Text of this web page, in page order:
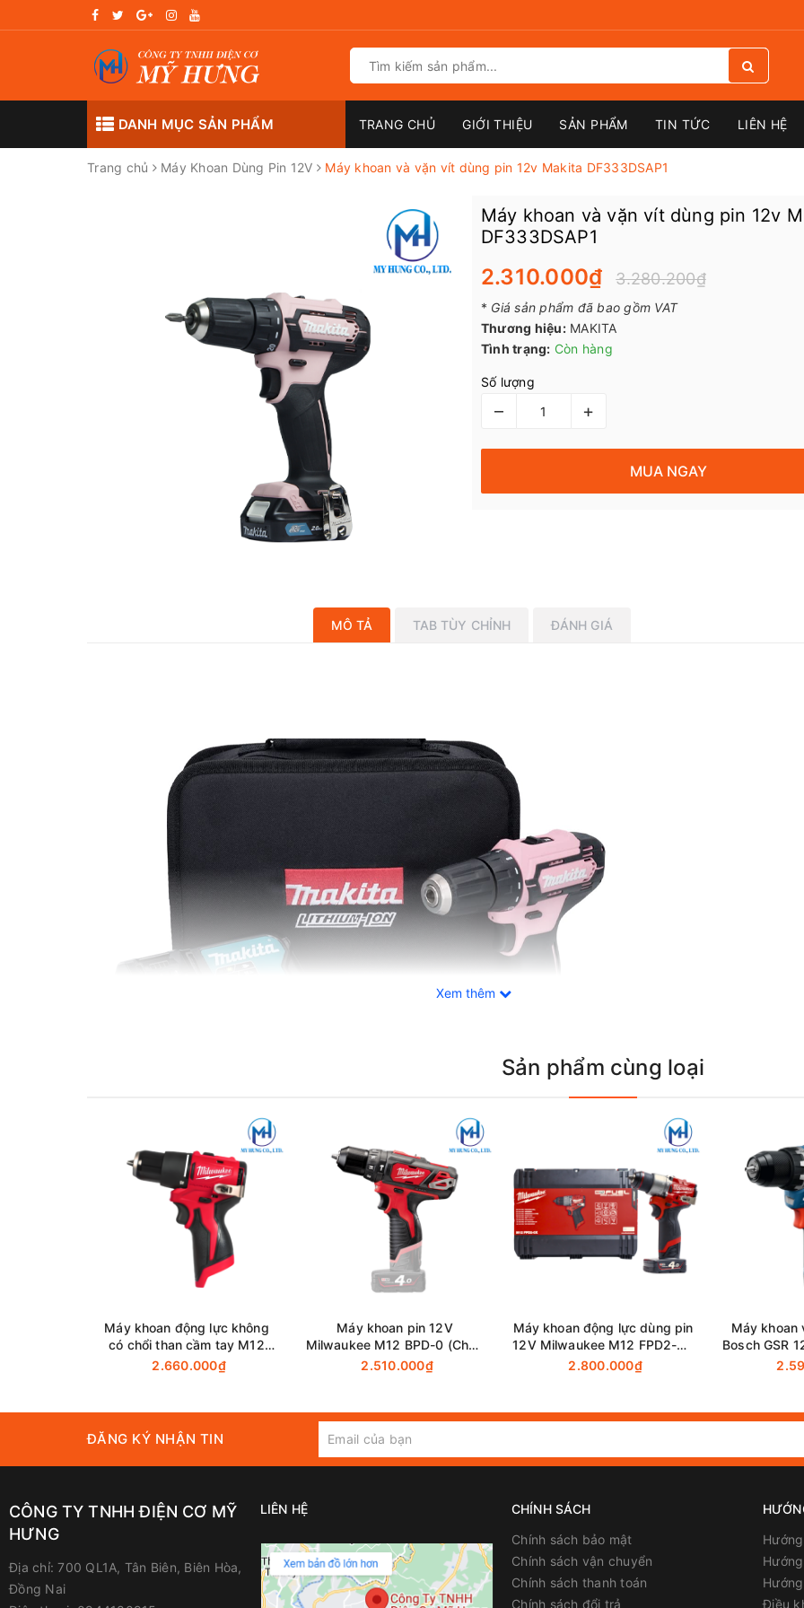
DANH MỤC SẢN PHẨM TRANG CHỦ GIỚI THIỆU SẢN PHẨM TIN TỨC LIÊN HỆ
Trang chủ Máy Khoan Dùng Pin 12V Máy khoan và vặn vít dùng pin 12v Makita DF333DSAP1
Máy khoan và vặn vít dùng pin 12v
DF333DSAP1
2.310.000₫ 3.280.200₫
* Giá sản phẩm đã bao gồm VAT
Thương hiệu: MAKITA
Tình trạng: Còn hàng
Số lượng
– +
MUA NGAY
MÔ TẢ TAB TÙY CHỈNH ĐÁNH GIÁ
Xem thêm
Sản phẩm cùng loại
Máy khoan động lực không
có chổi than cầm tay M12
BLPDRC-0
2.660.000₫
Máy khoan pin 12V
Milwaukee M12 BPD-0 (Chưa
Pin & Sạc)
2.510.000₫
Máy khoan động lực dùng pin
12V Milwaukee M12 FPD2-0X
(Chưa Pin & Sạc)
2.800.000₫
Máy khoan
Bosch GSR
&
ĐĂNG KÝ NHẬN TIN
CÔNG TY TNHH ĐIỆN CƠ MỸ
HƯNG
Địa chỉ: 700 QL1A, Tân Biên, Biên Hòa,
Đồng Nai
LIÊN HỆ
CHÍNH SÁCH
Chính sách bảo mật
Chính sách vận chuyển
Chính sách thanh toán
Chính sách đổi trả
Điều